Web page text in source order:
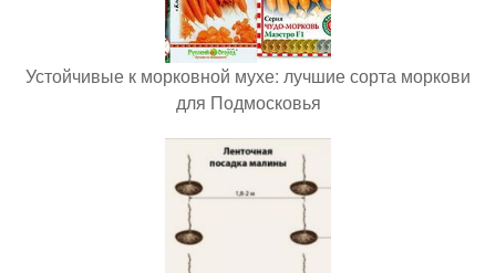
Устойчивые к морковной мухе: лучшие сорта моркови
для Подмосковья